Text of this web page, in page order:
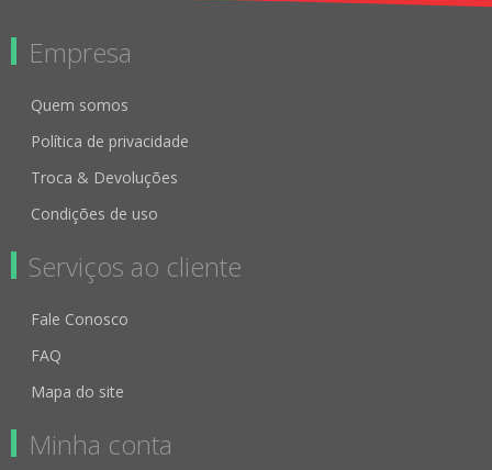
Empresa
Quem somos
Política de privacidade
Troca & Devoluções
Condições de uso
Serviços ao cliente
Fale Conosco
FAQ
Mapa do site
Minha conta